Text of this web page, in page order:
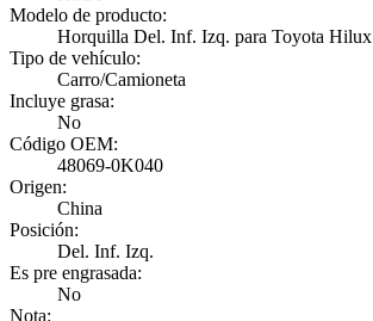
Modelo de producto:
Horquilla Del. Inf. Izq. para Toyota Hilux
Tipo de vehículo:
Carro/Camioneta
Incluye grasa:
No
Código OEM:
48069-0K040
Origen:
China
Posición:
Del. Inf. Izq.
Es pre engrasada:
No
Nota: